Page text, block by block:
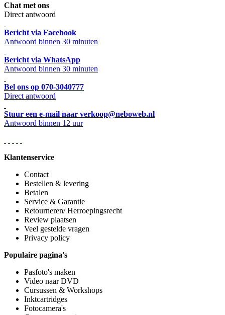
Chat met ons
Direct antwoord
Bericht via Facebook
Antwoord binnen 30 minuten
Bericht via WhatsApp
Antwoord binnen 30 minuten
Bel ons op 070-3040777
Direct antwoord
Stuur een e-mail naar verkoop@neboweb.nl
Antwoord binnen 12 uur
Klantenservice
Contact
Bestellen & levering
Betalen
Service & Garantie
Retourneren/ Herroepingsrecht
Review plaatsen
Veel gestelde vragen
Privacy policy
Populaire pagina's
Pasfoto's maken
Video naar DVD
Cursussen & Workshops
Inktcartridges
Fotocamera's